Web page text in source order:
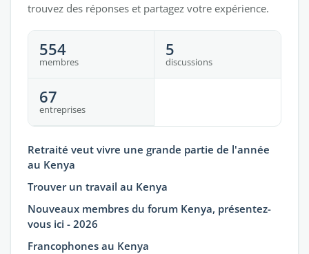
trouvez des réponses et partagez votre expérience.
554
membres
5
discussions
67
entreprises
Retraité veut vivre une grande partie de l'année
au Kenya
Trouver un travail au Kenya
Nouveaux membres du forum Kenya, présentez-
vous ici - 2026
Francophones au Kenya